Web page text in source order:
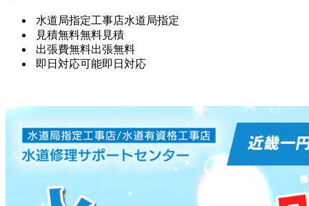
水道局指定工事店水道局指定
見積無料無料見積
出張費無料出張無料
即日対応可能即日対応